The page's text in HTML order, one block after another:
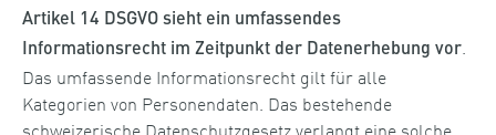
Artikel 14 DSGVO sieht ein umfassendes
Informationsrecht im Zeitpunkt der Datenerhebung vor.
Das umfassende Informationsrecht gilt für alle
Kategorien von Personendaten. Das bestehende